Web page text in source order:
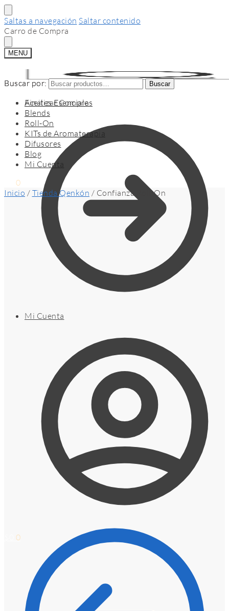
Saltas a navegación Saltar contenido
Carro de Compra
MENU
Buscar por: Buscar
Finalizar Compra
Mi Cuenta
0
Buscar por: Buscar
Aceites Esenciales
Blends
Roll-On
KITs de Aromaterapia
Difusores
Blog
Mi Cuenta
0
Inicio / Tienda Qenkón / Confianza Roll-On